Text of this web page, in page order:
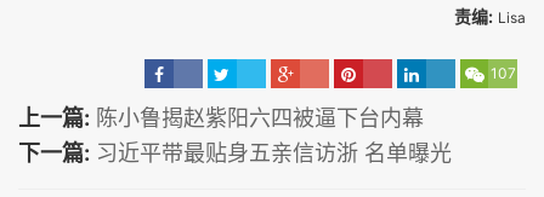
责编: Lisa
107
上一篇: 陈小鲁揭赵紫阳六四被逼下台内幕
下一篇: 习近平带最贴身五亲信访浙 名单曝光